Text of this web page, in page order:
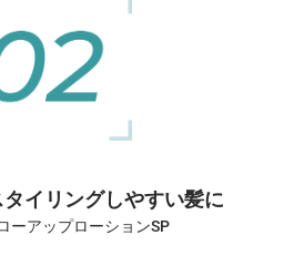
イリングしやすい髪に
アップローションSP